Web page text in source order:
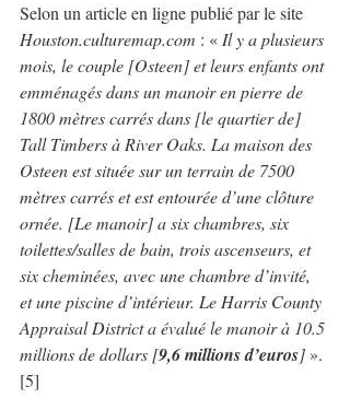
Selon un article en ligne publié par le site
Houston.culturemap.com : « Il y a plusieurs
mois, le couple [Osteen] et leurs enfants ont
emménagés dans un manoir en pierre de
1800 mètres carrés dans [le quartier de]
Tall Timbers à River Oaks. La maison des
Osteen est située sur un terrain de 7500
mètres carrés et est entourée d’une clôture
ornée. [Le manoir] a six chambres, six
toilettes/salles de bain, trois ascenseurs, et
six cheminées, avec une chambre d’invité,
et une piscine d’intérieur. Le Harris County
Appraisal District a évalué le manoir à 10.5
millions de dollars [9,6 millions d’euros] ».
[5]